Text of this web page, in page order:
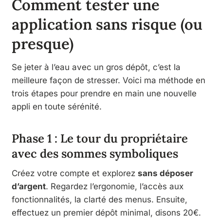
Comment tester une
application sans risque (ou
presque)
Se jeter à l’eau avec un gros dépôt, c’est la
meilleure façon de stresser. Voici ma méthode en
trois étapes pour prendre en main une nouvelle
appli en toute sérénité.
Phase 1 : Le tour du propriétaire
avec des sommes symboliques
Créez votre compte et explorez sans déposer
d’argent. Regardez l’ergonomie, l’accès aux
fonctionnalités, la clarté des menus. Ensuite,
effectuez un premier dépôt minimal, disons 20€.